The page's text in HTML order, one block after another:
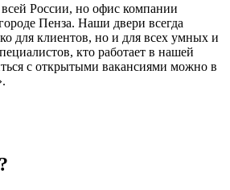
России, но офис компании
Пенза. Наши двери всегда
для клиентов, но и для всех умных и
кто работает в нашей
с открытыми вакансиями можно в